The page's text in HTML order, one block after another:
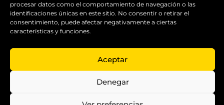
procesar datos como el comportamiento de navegación o las
identificaciones únicas en este sitio. No consentir o retirar el
consentimiento, puede afectar negativamente a ciertas
características y funciones.
Aceptar
Denegar
disciplinas,
garantizando
la calidad y el
servicio.
Copyright ©
Solutions